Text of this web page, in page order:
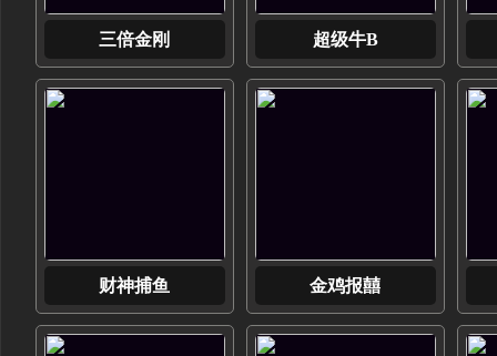
三倍金刚 超级牛B
财神捕鱼 金鸡报囍